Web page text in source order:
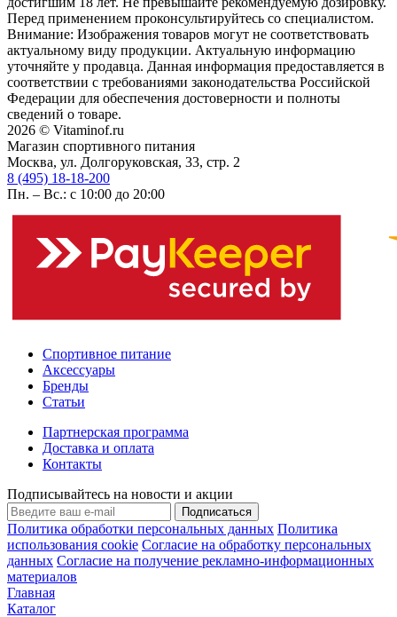
Перед применением проконсультируйтесь со специалистом.
Внимание: Изображения товаров могут не соответствовать
актуальному виду продукции. Актуальную информацию
уточняйте у продавца. Данная информация предоставляется в
соответствии с требованиями законодательства Российской
Федерации для обеспечения достоверности и полноты
сведений о товаре.
2026 © Vitaminof.ru
Магазин спортивного питания
Москва, ул. Долгоруковская, 33, стр. 2
8 (495) 18-18-200
Пн. – Вс.: с 10:00 до 20:00
Спортивное питание
Аксессуары
Бренды
Статьи
Партнерская программа
Доставка и оплата
Контакты
Подписывайтесь на новости и акции
Подписаться
Политика обработки персональных данных Политика
использования cookie Согласие на обработку персональных
данных Согласие на получение рекламно-информационных
материалов
Главная
Каталог